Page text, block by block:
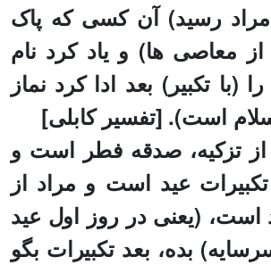
رسید) آن کسی که پاک
از معاصی ها) و یاد کرد نام
(با تکبیر) بعد ادا کرد نماز
است). [تفسیر کابلی]
از تزکیه، صدقه فطر است و
عید است و مراد از
است، (یعنی در روز اول عید
بده، بعد تکبیرات بگو